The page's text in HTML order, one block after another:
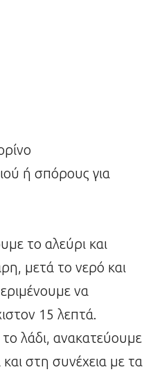
ή σπόρους για
το αλεύρι και
μετά το νερό και
να
15 λεπτά.
το λάδι, ανακατεύουμε
στη συνέχεια με τα